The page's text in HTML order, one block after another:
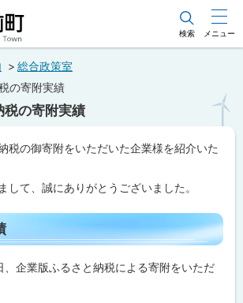
検索 メニュー
総合政策室
の寄附実績
税の寄附実績
税の御寄附をいただいた企業様を紹介いた
て、誠にありがとうございました。
、企業版ふるさと納税による寄附をいただ